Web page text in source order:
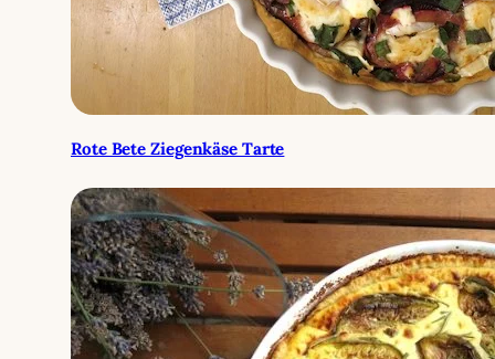
Rote Bete Ziegenkäse Tarte